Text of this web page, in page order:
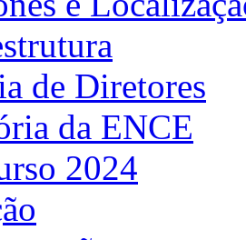
de Diretores
da ENCE
2024